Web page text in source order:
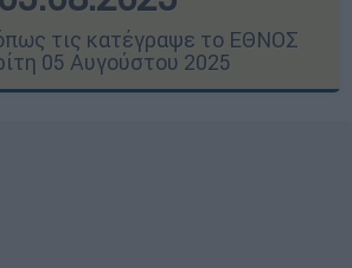
τις κατέγραψε το ΕΘΝΟΣ
05 Αυγούστου 2025